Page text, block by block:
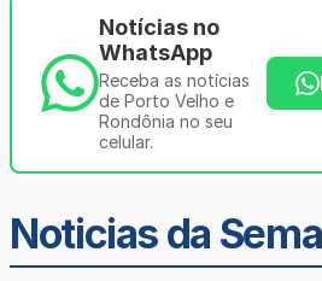
Notícias no
WhatsApp
Receba as notícias
de Porto Velho e
Rondônia no seu
celular.
Noticias da